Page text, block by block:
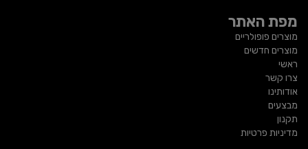
מפת האתר
מוצרים פופולריים
מוצרים חדשים
ראשי
צרו קשר
אודותינו
מבצעים
תקנון
מדיניות פרטיות